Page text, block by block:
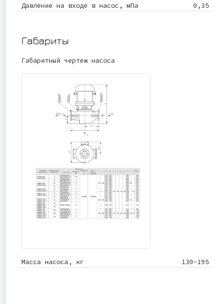
Давление на входе в насос, мПа 0,35
Габариты
Габаритный чертеж насоса
Масса насоса, кг 130-195